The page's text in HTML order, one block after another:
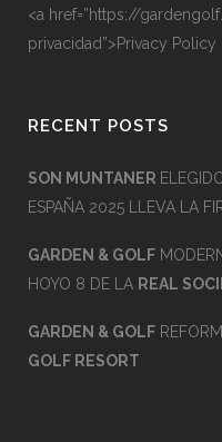
<a href=”https://
privacidad”>Privacy Policy
RECENT POSTS
SON MUNTANER
ESPAÑA 2025 LLEVA LA
GARDEN & GOLF
HOYO 8 DE LA REAL
GARDEN & GOLF
GOLF RESORT